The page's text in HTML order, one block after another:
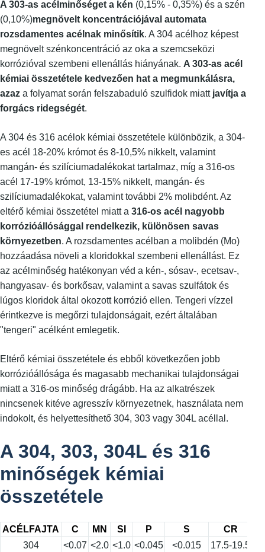
A 303-as acélminőséget a kén (0,15% - 0,35%) és a szén
(0,10%)megnövelt koncentrációjával automata
rozsdamentes acélnak minősítik. A 304 acélhoz képest
megnövelt szénkoncentráció az oka a szemcseközi
korrózióval szembeni ellenállás hiányának. A 303-as acél
kémiai összetétele kedvezően hat a megmunkálásra,
azaz a folyamat során felszabaduló szulfidok miatt javítja a
forgács ridegségét.
A 304 és 316 acélok kémiai összetétele különbözik, a 304-
es acél 18-20% krómot és 8-10,5% nikkelt, valamint
mangán- és szilíciumadalékokat tartalmaz, míg a 316-os
acél 17-19% krómot, 13-15% nikkelt, mangán- és
szilíciumadalékokat, valamint további 2% molibdént. Az
eltérő kémiai összetétel miatt a 316-os acél nagyobb
korrózióállósággal rendelkezik, különösen savas
környezetben. A rozsdamentes acélban a molibdén (Mo)
hozzáadása növeli a kloridokkal szembeni ellenállást. Ez
az acélminőség hatékonyan véd a kén-, sósav-, ecetsav-,
hangyasav- és borkősav, valamint a savas szulfátok és
lúgos kloridok által okozott korrózió ellen. Tengeri vízzel
érintkezve is megőrzi tulajdonságait, ezért általában
"tengeri" acélként emlegetik.
Eltérő kémiai összetétele és ebből következően jobb
korrózióállósága és magasabb mechanikai tulajdonságai
miatt a 316-os minőség drágább. Ha az alkatrészek
nincsenek kitéve agresszív környezetnek, használata nem
indokolt, és helyettesíthető 304, 303 vagy 304L acéllal.
A 304, 303, 304L és 316
minőségek kémiai
összetétele
ACÉLFAJTA C MN SI P S
CR
304
<0.07 <2.0 <1.0 <0.045 <0.015 17.5-19.5